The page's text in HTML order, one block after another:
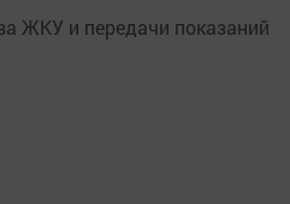
ЖКУ и передачи показаний